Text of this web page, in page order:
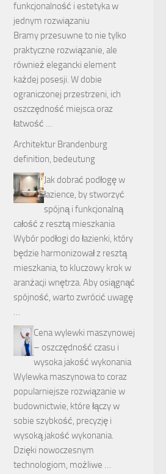
funkcjonalność i estetyka w
jednym rozwiązaniu
Bramy przesuwne to nie tylko
praktyczne rozwiązanie, ale
również elegancki element
każdej posesji. W dobie
ograniczonej przestrzeni, ich
oszczędność miejsca oraz
łatwość …
Architektur Brandenburg
definition, bedeutung
Jak dobrać podłogę w
łazience, by stworzyć
spójną i funkcjonalną
całość z resztą mieszkania
Wybór podłogi do łazienki, który
będzie harmonizował z resztą
mieszkania, to kluczowy krok w
aranżacji wnętrza. Aby osiągnąć
spójność, warto zwrócić uwagę
…
Cena wylewki maszynowej
– oszczędność czasu i
wysoka jakość wykonania
Wylewka maszynowa to coraz
popularniejsze rozwiązanie w
budownictwie, które łączy w
sobie szybkość, precyzję i
wysoką jakość wykonania.
Dzięki nowoczesnym
technologiom, możliwe …